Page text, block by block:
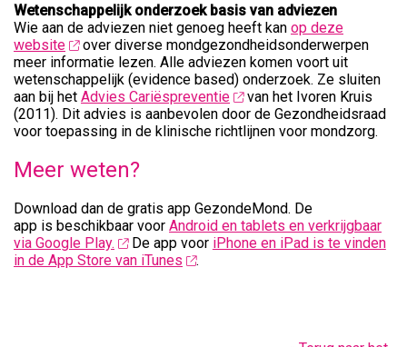
Wetenschappelijk onderzoek basis van adviezen
Wie aan de adviezen niet genoeg heeft kan op deze
website
over diverse mondgezondheidsonderwerpen
meer informatie lezen. Alle adviezen komen voort uit
wetenschappelijk (evidence based) onderzoek. Ze sluiten
aan bij het Advies Cariëspreventie
van het Ivoren Kruis
(2011). Dit advies is aanbevolen door de Gezondheidsraad
voor toepassing in de klinische richtlijnen voor mondzorg.
Meer weten?
Download dan de gratis app GezondeMond. De
app is beschikbaar voor Android en tablets en verkrijgbaar
via Google Play.
De app voor iPhone en iPad is te vinden
in de App Store van iTunes
.